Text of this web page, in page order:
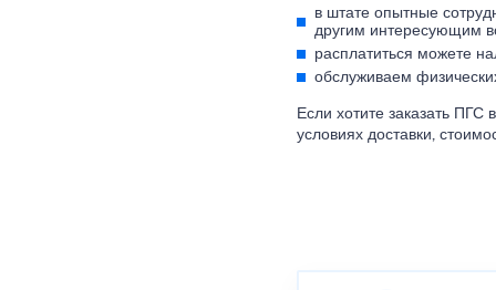
в штате опытные
другим интересующим
расплатиться можете
обслуживаем
Если хотите заказать
условиях доставки,